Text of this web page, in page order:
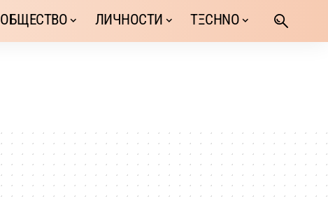
ОБЩЕСТВО ЛИЧНОСТИ TΞCHNO